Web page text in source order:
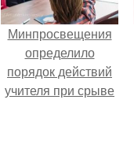
Минпросвещения
определило
порядок действий
учителя при срыве